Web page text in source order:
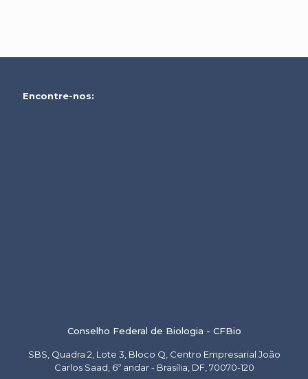
Encontre-nos:
Conselho Federal de Biologia - CFBio
SBS, Quadra 2, Lote 3, Bloco Q, Centro Empresarial João
Carlos Saad, 6º andar - Brasília, DF, 70070-120